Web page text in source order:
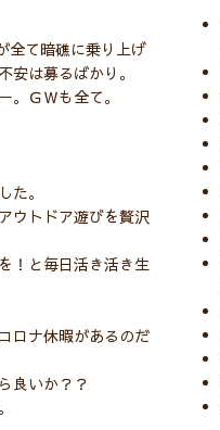
全て暗礁に乗り上げ
は募るばかり。
ＧＷも全て。
。
ウトドア遊びを贅沢
！と毎日活き活き生
ロナ休暇があるのだ
良いか？？